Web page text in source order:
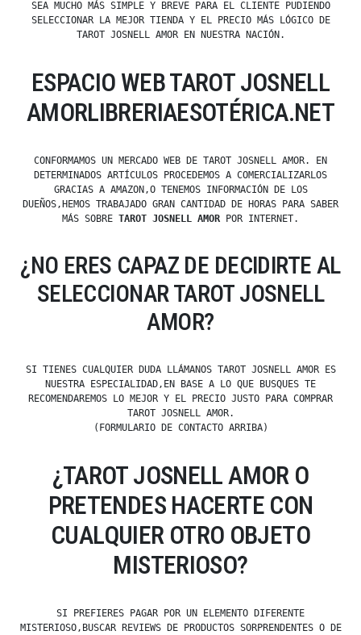
SEA MUCHO MÁS SIMPLE Y BREVE PARA EL CLIENTE PUDIENDO
SELECCIONAR LA MEJOR TIENDA Y EL PRECIO MÁS LÓGICO DE
TAROT JOSNELL AMOR EN NUESTRA NACIÓN.
ESPACIO WEB TAROT JOSNELL
AMORLIBRERIAESOTÉRICA.NET
CONFORMAMOS UN MERCADO WEB DE TAROT JOSNELL AMOR. EN
DETERMINADOS ARTÍCULOS PROCEDEMOS A COMERCIALIZARLOS
GRACIAS A AMAZON,O TENEMOS INFORMACIÓN DE LOS
DUEÑOS,HEMOS TRABAJADO GRAN CANTIDAD DE HORAS PARA SABER
MÁS SOBRE TAROT JOSNELL AMOR POR INTERNET.
¿NO ERES CAPAZ DE DECIDIRTE AL
SELECCIONAR TAROT JOSNELL
AMOR?
SI TIENES CUALQUIER DUDA LLÁMANOS TAROT JOSNELL AMOR ES
NUESTRA ESPECIALIDAD,EN BASE A LO QUE BUSQUES TE
RECOMENDAREMOS LO MEJOR Y EL PRECIO JUSTO PARA COMPRAR
TAROT JOSNELL AMOR.
(FORMULARIO DE CONTACTO ARRIBA)
¿TAROT JOSNELL AMOR O
PRETENDES HACERTE CON
CUALQUIER OTRO OBJETO
MISTERIOSO?
SI PREFIERES PAGAR POR UN ELEMENTO DIFERENTE
MISTERIOSO,BUSCAR REVIEWS DE PRODUCTOS SORPRENDENTES O DE